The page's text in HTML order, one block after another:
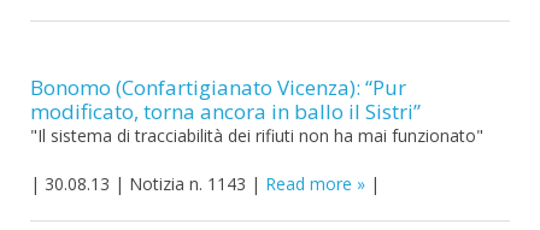
Bonomo (Confartigianato Vicenza): “Pur
modificato, torna ancora in ballo il Sistri”
"Il sistema di tracciabilità dei rifiuti non ha mai funzionato"
| 30.08.13 | Notizia n. 1143 | Read more |